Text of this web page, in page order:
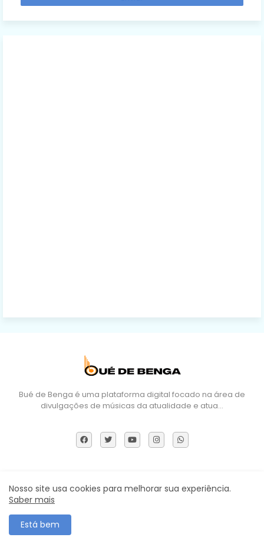
Bué de Benga é uma plataforma digital focado na área de
divulgações de músicas da atualidade e atua…
Sobre Nós DMCA Termos e Políticas Contactos
Nosso site usa cookies para melhorar sua experiência.
Saber mais
Está bem